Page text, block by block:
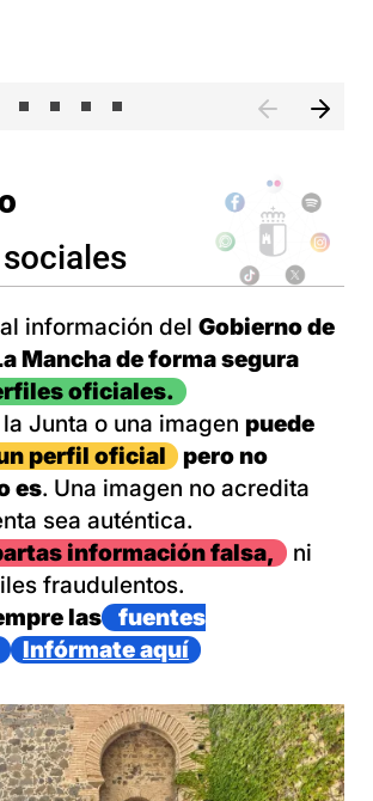
información del Gobierno de
Mancha de forma segura
oficiales.
Junta o una imagen puede
perfil oficial
pero no
es. Una imagen no acredita
sea auténtica.
información falsa,
ni
fraudulentos.
las
fuentes
Infórmate aquí